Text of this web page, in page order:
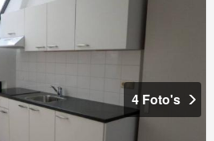
4 Foto's